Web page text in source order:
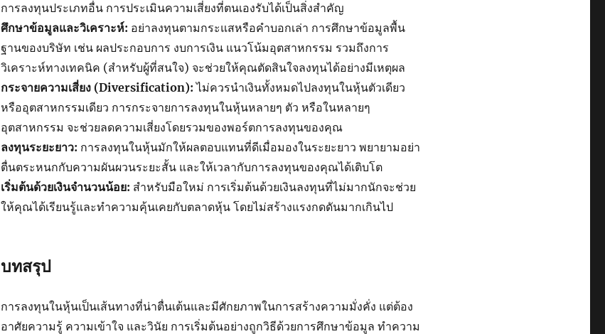
การลงทุนประเภทอื่น การประเมินความเสี่ยงที่ตนเองรับได้เป็นสิ่งสำคัญ
ศึกษาข้อมูลและวิเคราะห์: อย่าลงทุนตามกระแสหรือคำบอกเล่า การศึกษาข้อมูลพื้น
ฐานของบริษัท เช่น ผลประกอบการ งบการเงิน แนวโน้มอุตสาหกรรม รวมถึงการ
วิเคราะห์ทางเทคนิค (สำหรับผู้ที่สนใจ) จะช่วยให้คุณตัดสินใจลงทุนได้อย่างมีเหตุผล
กระจายความเสี่ยง (Diversification): ไม่ควรนำเงินทั้งหมดไปลงทุนในหุ้นตัวเดียว
หรืออุตสาหกรรมเดียว การกระจายการลงทุนในหุ้นหลายๆ ตัว หรือในหลายๆ
อุตสาหกรรม จะช่วยลดความเสี่ยงโดยรวมของพอร์ตการลงทุนของคุณ
ลงทุนระยะยาว: การลงทุนในหุ้นมักให้ผลตอบแทนที่ดีเมื่อมองในระยะยาว พยายามอย่า
ตื่นตระหนกกับความผันผวนระยะสั้น และให้เวลากับการลงทุนของคุณได้เติบโต
เริ่มต้นด้วยเงินจำนวนน้อย: สำหรับมือใหม่ การเริ่มต้นด้วยเงินลงทุนที่ไม่มากนักจะช่วย
ให้คุณได้เรียนรู้และทำความคุ้นเคยกับตลาดหุ้น โดยไม่สร้างแรงกดดันมากเกินไป
บทสรุป
การลงทุนในหุ้นเป็นเส้นทางที่น่าตื่นเต้นและมีศักยภาพในการสร้างความมั่งคั่ง แต่ต้อง
อาศัยความรู้ ความเข้าใจ และวินัย การเริ่มต้นอย่างถูกวิธีด้วยการศึกษาข้อมูล ทำความ